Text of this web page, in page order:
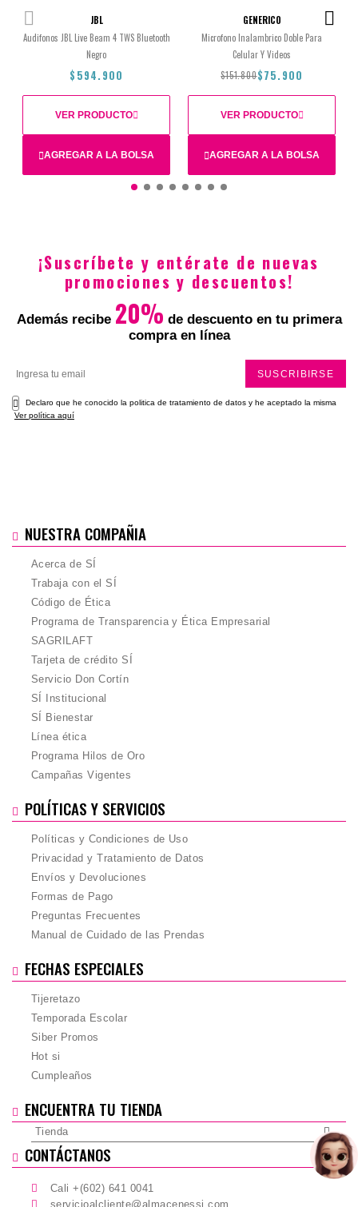
Total
JBL
Audifonos JBL Live Beam 4 TWS Bluetooth
Negro
$594.900
AGREGAR A LA BOLSA
VER PRODUCTO
GENERICO
Microfono Inalambrico Doble Para
Celular Y Videos
$151.800$75.900
AGREGAR A LA BOLSA
VER PRODUCTO
¡Suscríbete y entérate de nuevas
promociones y descuentos!
Además recibe 20% de descuento en tu primera
compra en línea
SUSCRIBIRSE
Declaro que he conocido la politica de tratamiento de datos y he aceptado la misma
Ver política aquí
NUESTRA COMPAÑIA
Acerca de SÍ
Trabaja con el SÍ
Código de Ética
Programa de Transparencia y Ética Empresarial
SAGRILAFT
Tarjeta de crédito SÍ
Servicio Don Cortín
SÍ Institucional
SÍ Bienestar
Línea ética
Programa Hilos de Oro
Campañas Vigentes
POLÍTICAS Y SERVICIOS
Políticas y Condiciones de Uso
Privacidad y Tratamiento de Datos
Envíos y Devoluciones
Formas de Pago
Preguntas Frecuentes
Manual de Cuidado de las Prendas
FECHAS ESPECIALES
Tijeretazo
Temporada Escolar
Siber Promos
Hot si
Cumpleaños
ENCUENTRA TU TIENDA
Tienda
CONTÁCTANOS
Cali +(602) 641 0041
servicioalcliente@almacenessi.com